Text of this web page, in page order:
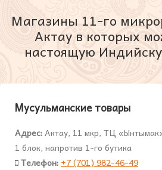
Магазины 11-го
Актау в которых
настоящую
Мусульманские товары
Адрес:Актау, 11 мкр, ТЦ
1 блок, напротив 1-го бутика
Телефон: +7 (701) 982-46-49